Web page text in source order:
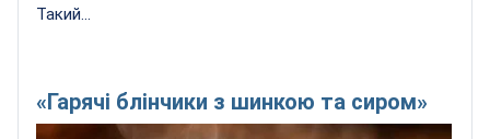
Такий...
«Гарячі блінчики з шинкою та сиром»